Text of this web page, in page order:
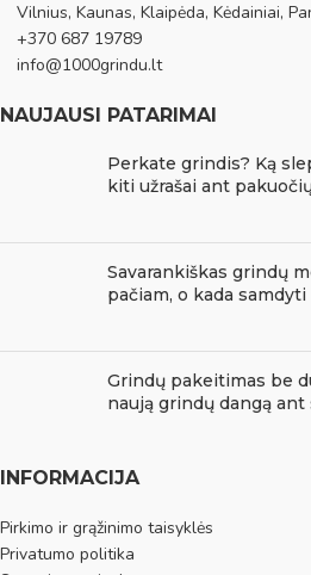
Vilnius, Kaunas, Klaipėda, Kėdainiai,
+370 687 19789
info@1000grindu.lt
NAUJAUSI PATARIMAI
Perkate grindis? Ką
kiti užrašai ant
Savarankiškas grindų
pačiam, o kada
Grindų pakeitimas be
naują grindų dangą ant
INFORMACIJA
Pirkimo ir grąžinimo taisyklės
Privatumo politika